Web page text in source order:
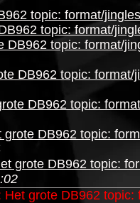
topic: format/jingles
topic: format/
DB962 topic: format/
DB962 topic: format/
DB962 topic:
grote DB962 topic:
grote DB962 topic:
Het grote DB962 topic: